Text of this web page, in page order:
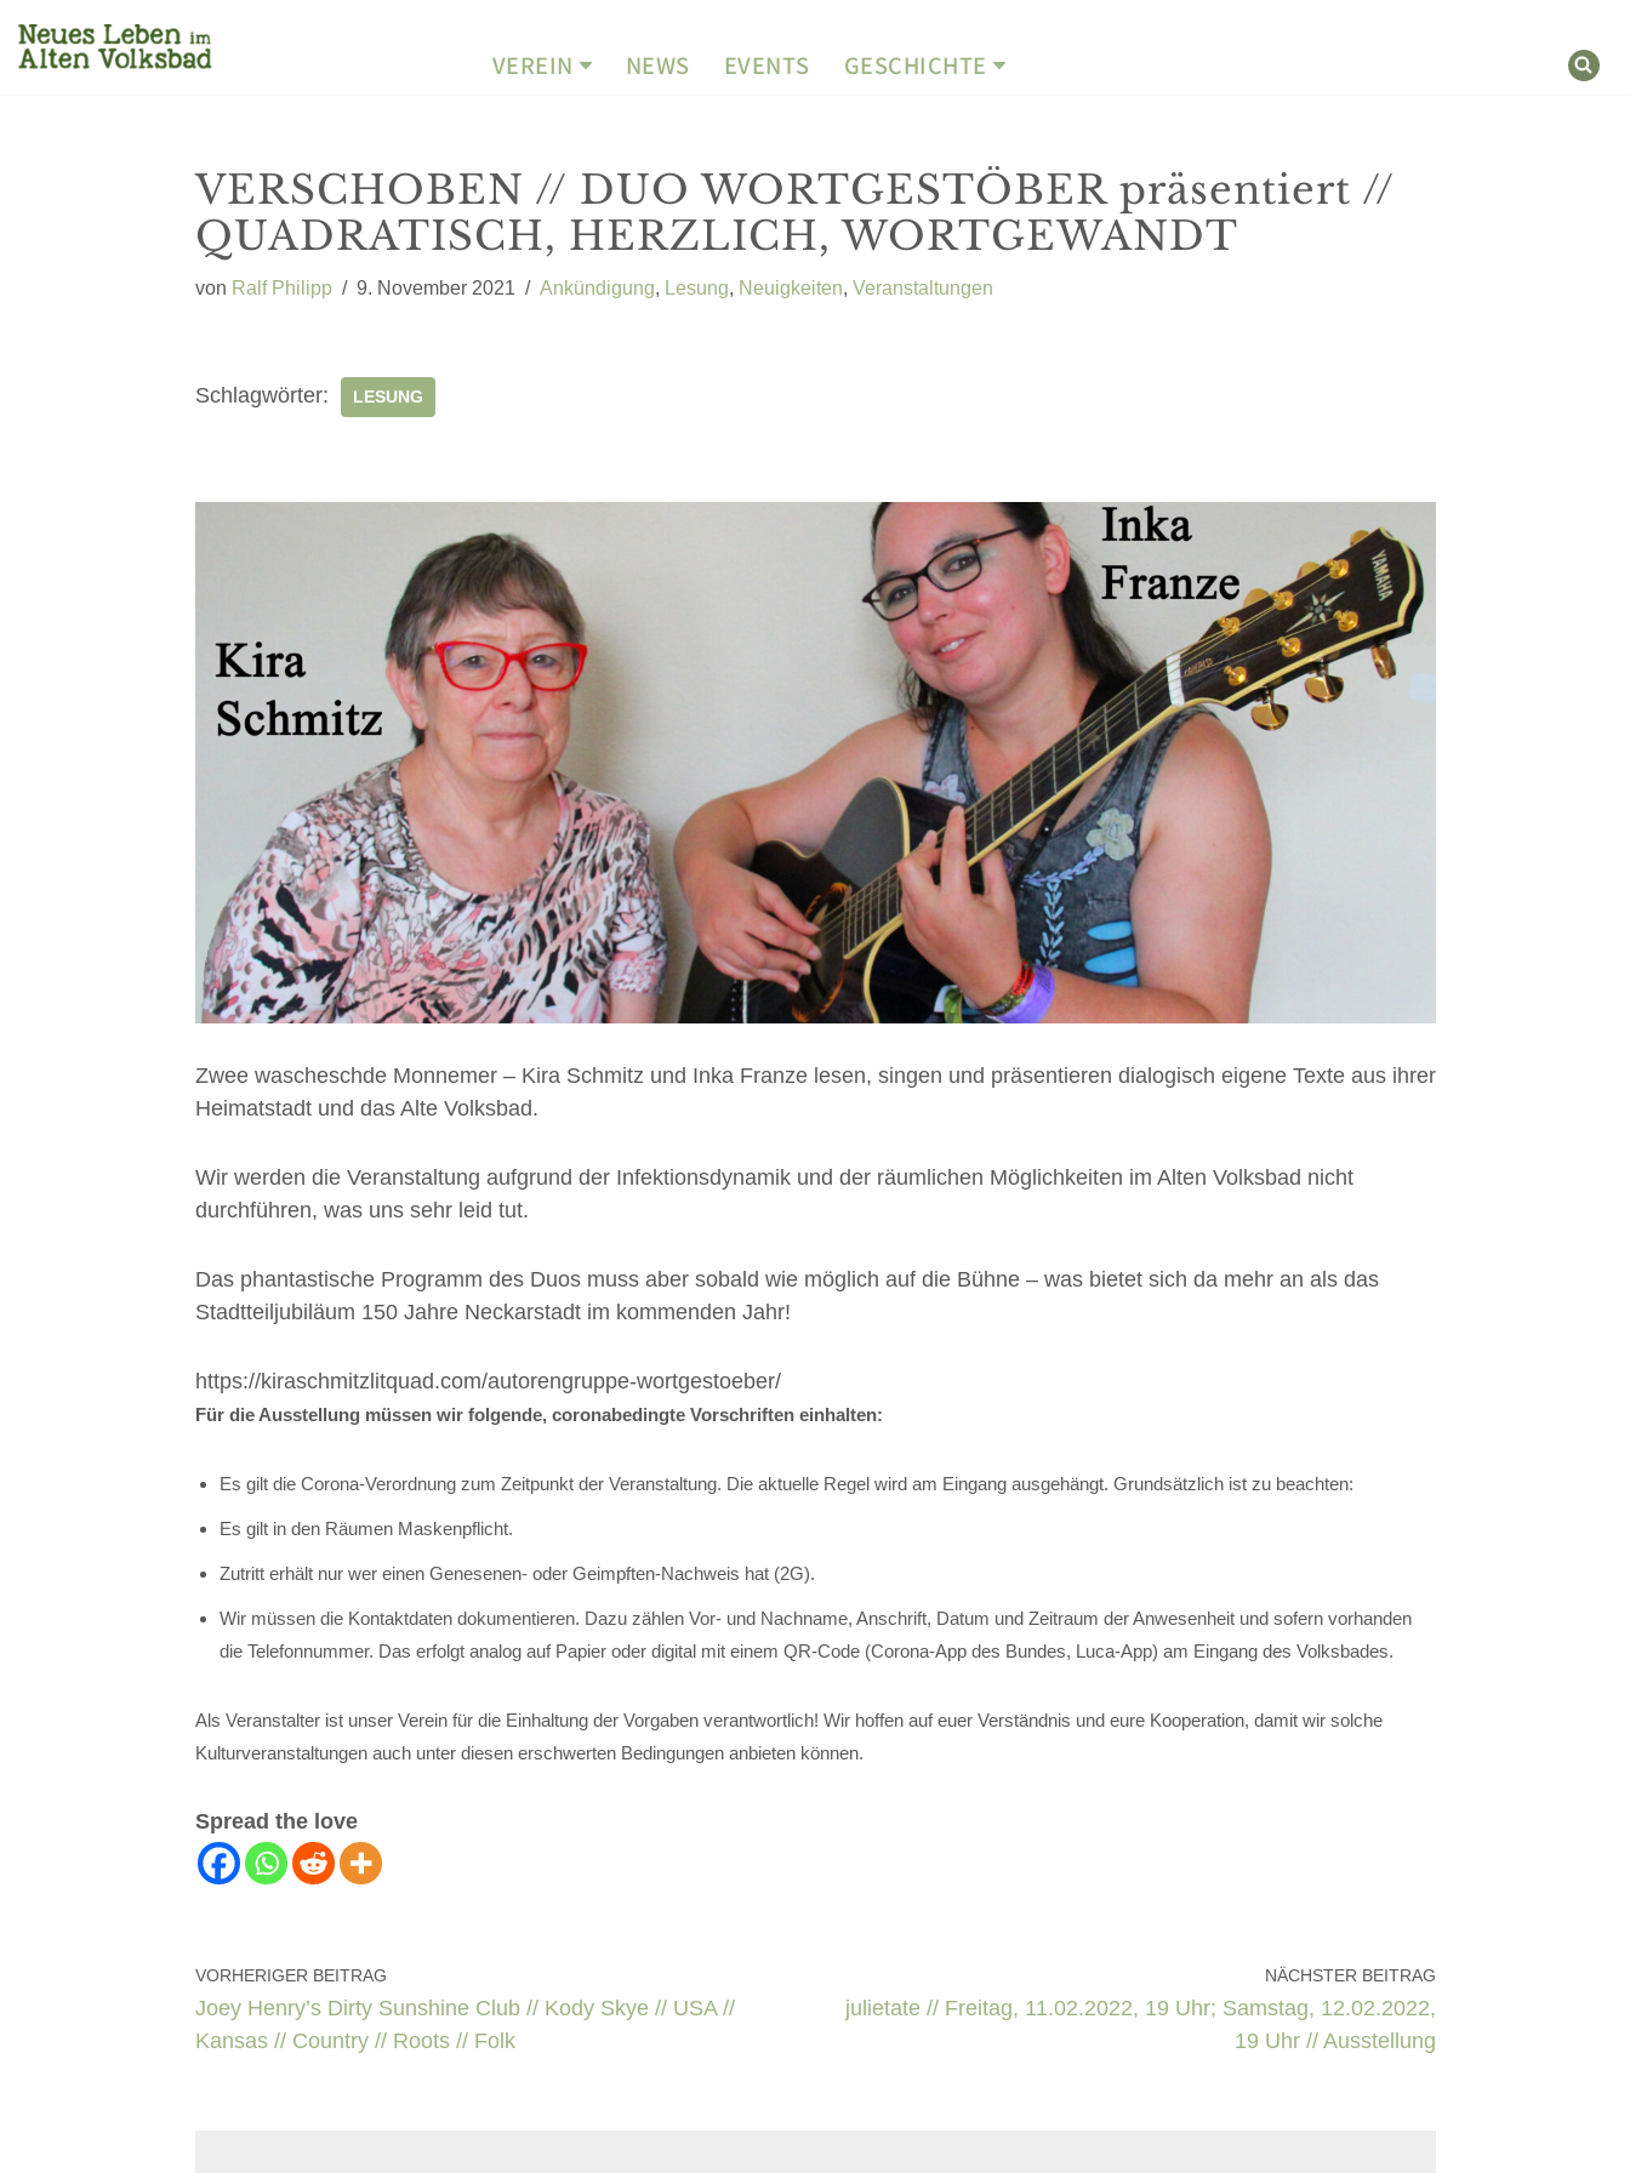
Zum
VEREIN NEWS EVENTS GESCHICHTE
VERSCHOBEN // DUO WORTGESTÖBER präsentiert //
QUADRATISCH, HERZLICH, WORTGEWANDT
von Ralf Philipp 9. November 2021 Ankündigung, Lesung, Neuigkeiten, Veranstaltungen
Schlagwörter: LESUNG
Zwee wascheschde Monnemer – Kira Schmitz und Inka Franze lesen, singen und präsentieren dialogisch eigene Texte aus ihrer
Heimatstadt und das Alte Volksbad.
Wir werden die Veranstaltung aufgrund der Infektionsdynamik und der räumlichen Möglichkeiten im Alten Volksbad nicht
durchführen, was uns sehr leid tut.
Das phantastische Programm des Duos muss aber sobald wie möglich auf die Bühne – was bietet sich da mehr an als das
Stadtteiljubiläum 150 Jahre Neckarstadt im kommenden Jahr!
https://kiraschmitzlitquad.com/autorengruppe-wortgestoeber/
Für die Ausstellung müssen wir folgende, coronabedingte Vorschriften einhalten:
Es gilt die Corona-Verordnung zum Zeitpunkt der Veranstaltung. Die aktuelle Regel wird am Eingang ausgehängt. Grundsätzlich ist zu beachten:
Es gilt in den Räumen Maskenpflicht.
Zutritt erhält nur wer einen Genesenen- oder Geimpften-Nachweis hat (2G).
Wir müssen die Kontaktdaten dokumentieren. Dazu zählen Vor- und Nachname, Anschrift, Datum und Zeitraum der Anwesenheit und sofern vorhanden
die Telefonnummer. Das erfolgt analog auf Papier oder digital mit einem QR-Code (Corona-App des Bundes, Luca-App) am Eingang des Volksbades.
Als Veranstalter ist unser Verein für die Einhaltung der Vorgaben verantwortlich! Wir hoffen auf euer Verständnis und eure Kooperation, damit wir solche
Kulturveranstaltungen auch unter diesen erschwerten Bedingungen anbieten können.
Spread the love
VORHERIGER BEITRAG
Joey Henry’s Dirty Sunshine Club // Kody Skye // USA //
Kansas // Country // Roots // Folk
NÄCHSTER BEITRAG
julietate // Freitag, 11.02.2022, 19 Uhr; Samstag, 12.02.2022,
19 Uhr // Ausstellung